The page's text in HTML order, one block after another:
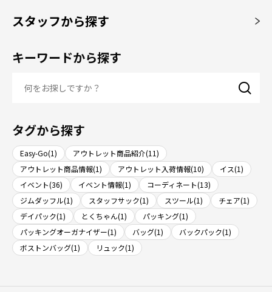
スタッフから探す
キーワードから探す
タグから探す
Easy-Go(1)
アウトレット商品紹介(11)
アウトレット商品情報(1)
アウトレット入荷情報(10)
イス(1)
イベント(36)
イベント情報(1)
コーディネート(13)
ジムダッフル(1)
スタッフサック(1) スツール(1)
チェア(1)
デイパック(1)
とくちゃん(1)
パッキング(1)
パッキングオーガナイザー(1)
バッグ(1)
バックパック(1)
ボストンバッグ(1)
リュック(1)